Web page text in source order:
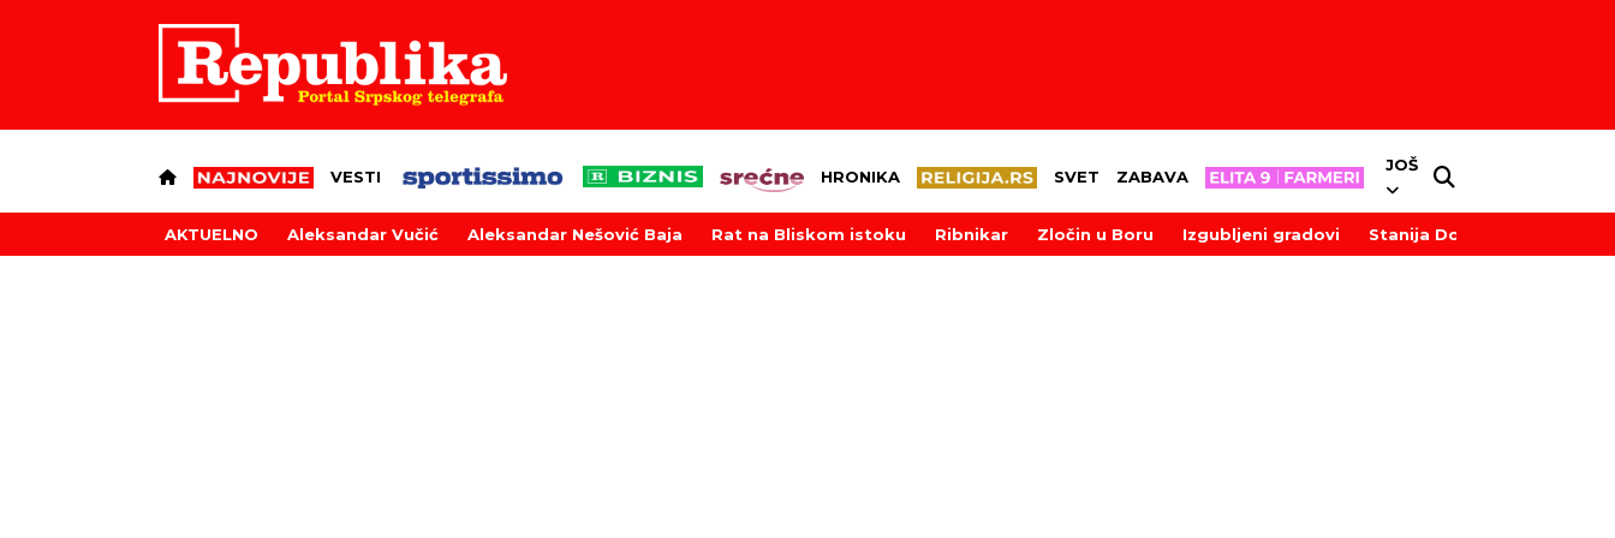
VESTI HRONIKA SVET ZABAVA
JOŠ
AKTUELNO Aleksandar Vučić Aleksandar Nešović Baja Rat na Bliskom istoku Ribnikar Zločin u Boru Izgubljeni gradovi Stanija Dobrojević